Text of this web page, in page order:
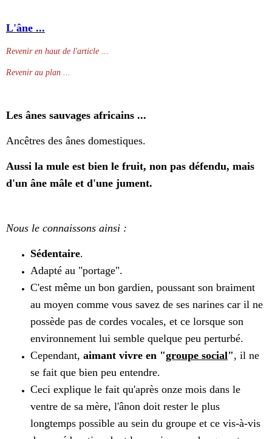
L'âne ...
Revenir en haut de l'article ...
Revenir au plan ...
Les ânes sauvages africains ...
Ancêtres des ânes domestiques.
Aussi la mule est bien le fruit, non pas défendu, mais
d'un âne mâle et d'une jument.
Nous le connaissons ainsi :
Sédentaire.
Adapté au "portage".
C'est même un bon gardien, poussant son braiment
au moyen comme vous savez de ses narines car il ne
possède pas de cordes vocales, et ce lorsque son
environnement lui semble quelque peu perturbé.
Cependant, aimant vivre en "groupe social", il ne
se fait que bien peu entendre.
Ceci explique le fait qu'après onze mois dans le
ventre de sa mère, l'ânon doit rester le plus
longtemps possible au sein du groupe et ce vis-à-vis